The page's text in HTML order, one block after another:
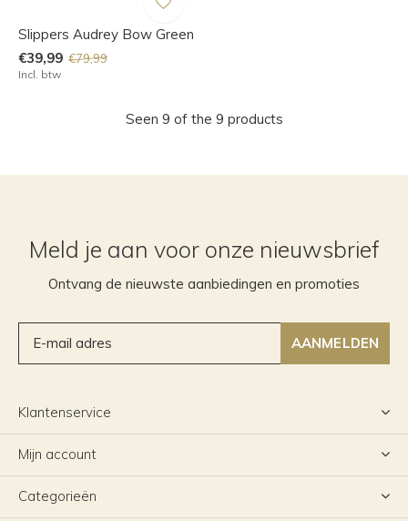
Slippers Audrey Bow Green
€39,99 €79,99
Incl. btw
Seen 9 of the 9 products
Meld je aan voor onze nieuwsbrief
Ontvang de nieuwste aanbiedingen en promoties
AANMELDEN
Klantenservice
Mijn account
Categorieën